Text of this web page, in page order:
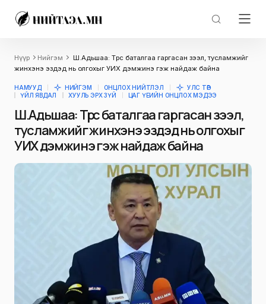
Нүүр Нийгэм
Ш.Адьшаа: Төрөөс баталгаа гаргасан зээл, тусламжийг
жинхэнэ эздэд нь олгохыг УИХ дэмжинэ гэж найдаж байна
НАМУУД НИЙГЭМ ОНЦЛОХ НИЙТЛЭЛ
УЛС ТӨР
ҮЙЛ ЯВДАЛ
ХУУЛЬ ЭРХ ЗҮЙ ЦАГ ҮЕИЙН ОНЦЛОХ МЭДЭЭ
Ш.Адьшаа: Төрөөс баталгаа гаргасан зээл,
тусламжийг жинхэнэ эздэд нь олгохыг
УИХ дэмжинэ гэж найдаж байна